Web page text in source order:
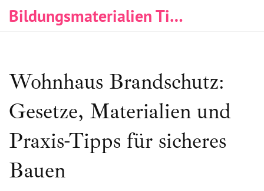
Bildungsmaterialien Tischlerei & Immobilien
Wohnhaus Brandschutz:
Gesetze, Materialien und
Praxis-Tipps für sicheres
Bauen